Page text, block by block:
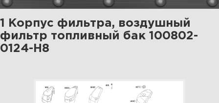
1 Корпус фильтра, воздушный
фильтр топливный бак 100802-
0124-H8